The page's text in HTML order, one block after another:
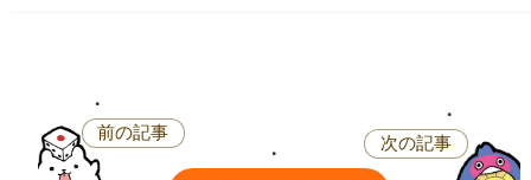
前の記事
次の記事